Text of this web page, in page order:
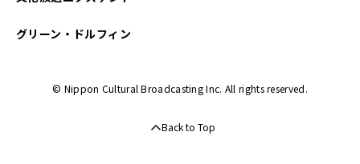
グリーン・ドルフィン
© Nippon Cultural Broadcasting Inc. All rights reserved.
Back to Top